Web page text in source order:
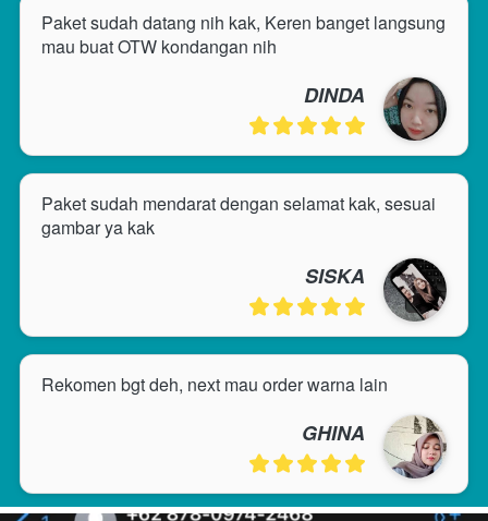
Paket sudah datang nih kak, Keren banget langsung
mau buat OTW kondangan nih
DINDA
Paket sudah mendarat dengan selamat kak, sesuai
gambar ya kak
SISKA
Rekomen bgt deh, next mau order warna lain
GHINA